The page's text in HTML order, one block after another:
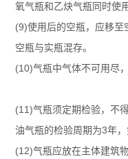
氧气瓶和乙炔气瓶同时使
(9)使用后的空瓶，应移至
空瓶与实瓶混存。
(10)气瓶中气体不可用尽
(11)气瓶须定期检验，不
油气瓶的检验周期为3年
(12)气瓶应放在主体建筑